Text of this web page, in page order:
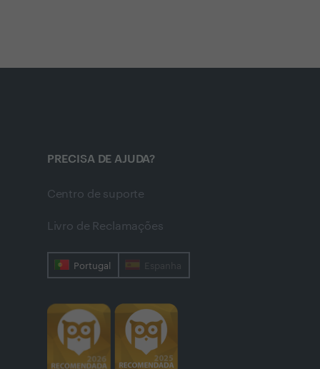
PRECISA DE AJUDA?
Centro de suporte
Livro de Reclamações
Portugal Espanha